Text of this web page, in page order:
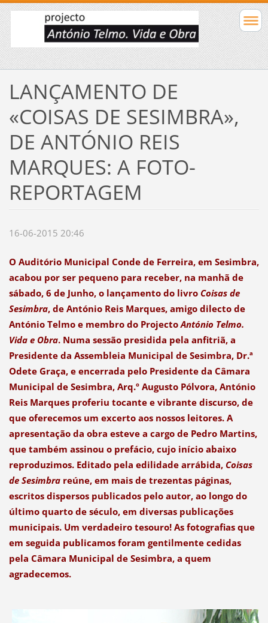
LANÇAMENTO DE
«COISAS DE SESIMBRA»,
DE ANTÓNIO REIS
MARQUES: A FOTO-
REPORTAGEM
16-06-2015 20:46
O Auditório Municipal Conde de Ferreira, em Sesimbra,
acabou por ser pequeno para receber, na manhã de
sábado, 6 de Junho, o lançamento do livro Coisas de
Sesimbra, de António Reis Marques, amigo dilecto de
António Telmo e membro do ProjectoAntónio Telmo.
Vida e Obra. Numa sessão presidida pela anfitriã, a
Presidente da Assembleia Municipal de Sesimbra, Dr.ª
Odete Graça, e encerrada pelo Presidente da Câmara
Municipal de Sesimbra, Arq.º Augusto Pólvora, António
Reis Marques proferiu tocante e vibrante discurso, de
que oferecemos um excerto aos nossos leitores. A
apresentação da obra esteve a cargo de Pedro Martins,
que também assinou o prefácio, cujo início abaixo
reproduzimos. Editado pela edilidade arrábida, Coisas
de Sesimbrareúne, em mais de trezentas páginas,
escritos dispersos publicados pelo autor, ao longo do
último quarto de século, em diversas publicações
municipais. Um verdadeiro tesouro! As fotografias que
em seguida publicamos foram gentilmente cedidas
pela Câmara Municipal de Sesimbra, a quem
agradecemos.